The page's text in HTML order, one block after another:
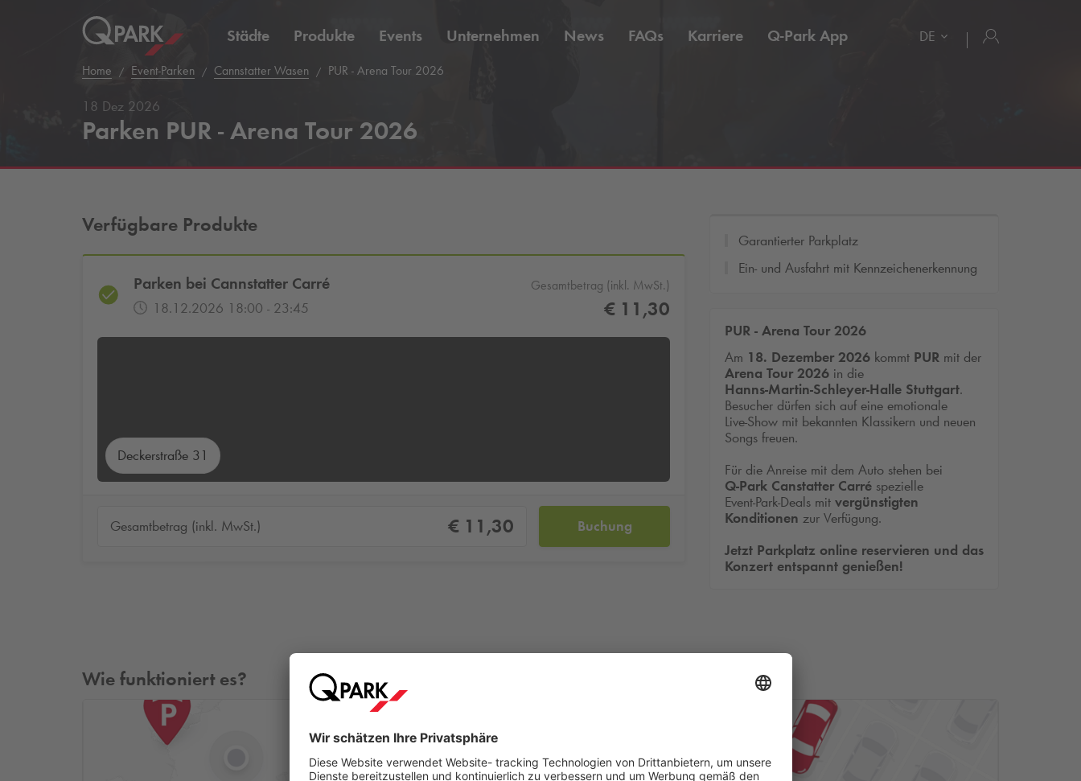
Städte Produkte Events Unternehmen News FAQs Karriere Q-Park App DE
Home Event-Parken Cannstatter Wasen PUR - Arena Tour 2026
18 Dez 2026
Parken PUR - Arena Tour 2026
Verfügbare Produkte
Parken bei Cannstatter Carré
18.12.2026 18:00 - 23:45
Gesamtbetrag (inkl. MwSt.)
€ 11,30
Deckerstraße 31
Gesamtbetrag (inkl. MwSt.) € 11,30 Buchung
Garantierter Parkplatz
Ein- und Ausfahrt mit Kennzeichenerkennung
PUR - Arena Tour 2026
Am 18. Dezember 2026 kommt PUR mit der
Arena Tour 2026 in die
Hanns‑Martin‑Schleyer‑Halle Stuttgart.
Besucher dürfen sich auf eine emotionale
Live‑Show mit bekannten Klassikern und neuen
Songs freuen.
Für die Anreise mit dem Auto stehen bei
Q‑Park Canstatter Carré spezielle
Event‑Park‑Deals mit vergünstigten
Konditionen zur Verfügung.
Jetzt Parkplatz online reservieren und das
Konzert entspannt genießen!
Wie funktioniert es?